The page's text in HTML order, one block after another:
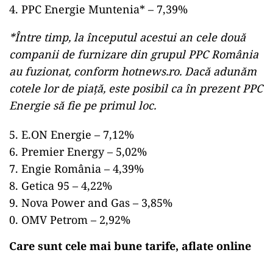
PPC Energie Muntenia* – 7,39%
*Între timp, la începutul acestui an cele două
companii de furnizare din grupul PPC România
au fuzionat, conform hotnews.ro. Dacă adunăm
cotele lor de piață, este posibil ca în prezent PPC
Energie să fie pe primul loc.
E.ON Energie – 7,12%
Premier Energy – 5,02%
Engie România – 4,39%
Getica 95 – 4,22%
Nova Power and Gas – 3,85%
OMV Petrom – 2,92%
Care sunt cele mai bune tarife, aflate online